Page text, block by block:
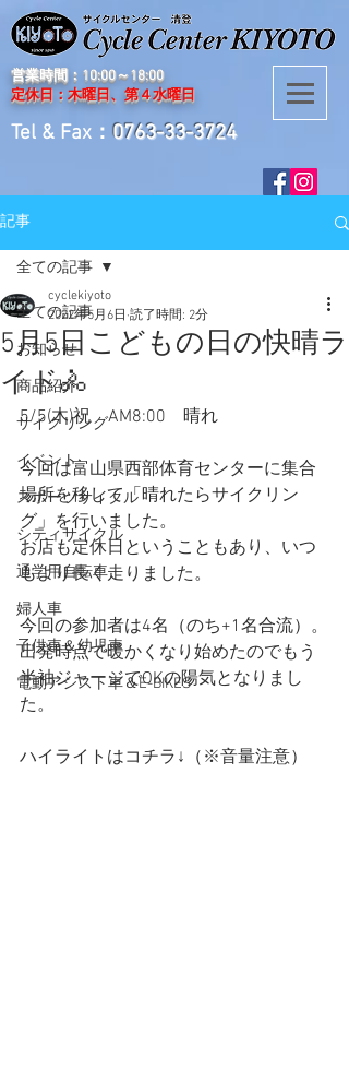
営業時間：10:00～18:00
定休日：木曜日、第４水曜日
Tel & Fax： 0763-33-3724
記事
全ての記事
お知らせ
商品紹介
サイクリング
イベント
スポーツサイクル
シティサイクル
通学用自転車
婦人車
子供車＆幼児車
電動アシスト車＆E-BIKES
全ての記事
5月5日こどもの日の快晴ラ
イド🚴
cyclekiyoto
2022年5月6日 読了時間: 2分
5/5(木)祝　AM8:00　晴れ
今回は富山県西部体育センターに集合
場所を移して「晴れたらサイクリン
グ」を行いました。
お店も定休日ということもあり、いつ
もより長く走りました。
今回の参加者は4名（のち+1名合流）。
出発時点で暖かくなり始めたのでもう
半袖ジャージでOKの陽気となりまし
た。
ハイライトはコチラ↓（※音量注意）